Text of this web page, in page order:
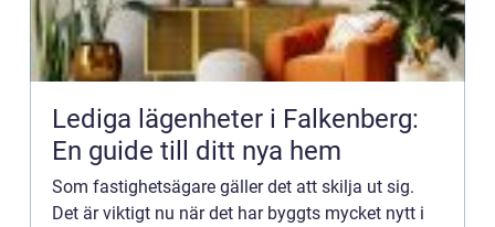
Lediga lägenheter i Falkenberg:
En guide till ditt nya hem
Som fastighetsägare gäller det att skilja ut sig.
Det är viktigt nu när det har byggts mycket nytt i